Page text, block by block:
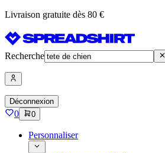
Livraison gratuite dès 80 €
Recherche
Déconnexion
0 0
Personnaliser